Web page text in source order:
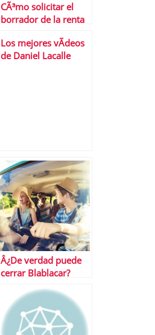
CÃ³mo solicitar el
borrador de la renta
Los mejores vÃ­deos
de Daniel Lacalle
Â¿De verdad puede
cerrar Blablacar?